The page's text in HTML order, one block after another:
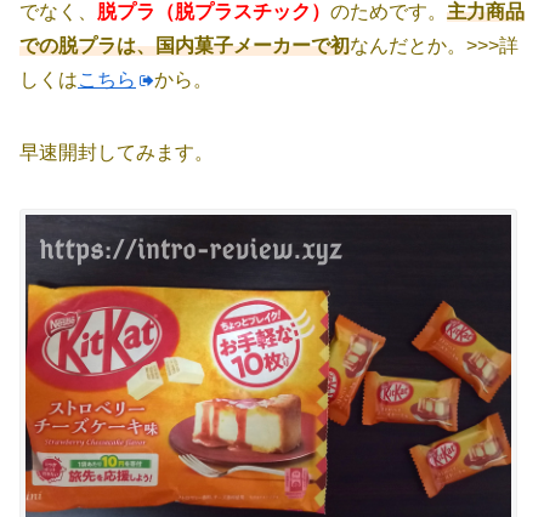
でなく、 脱プラ（脱プラスチック） のためです。 主力商品
での脱プラは、国内菓子メーカーで初なんだとか。>>>詳
しくはこちら から。
早速開封してみます。